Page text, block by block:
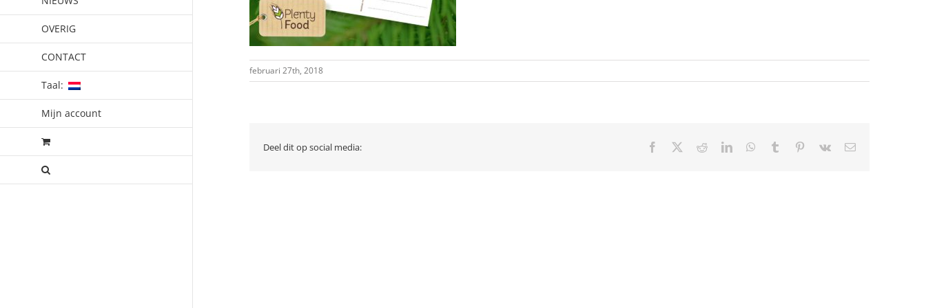
OVERIG
CONTACT
Taal:
Mijn account
februari 27th, 2018
Deel dit op social media: Facebook RedditLinkedInWhatsApp
Tumblr Pinterest
Vk
E-